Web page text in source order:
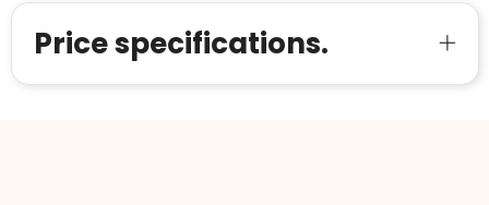
Price specifications.